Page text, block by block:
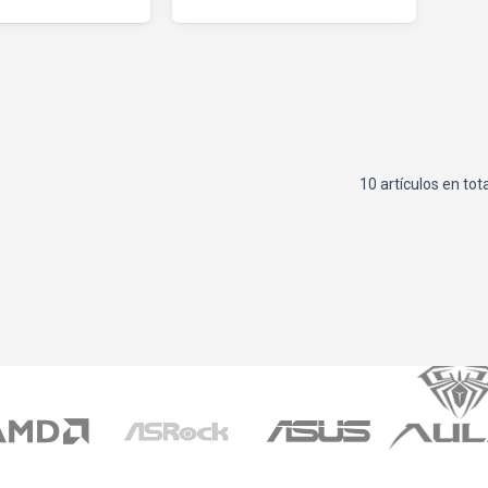
10 artículos en